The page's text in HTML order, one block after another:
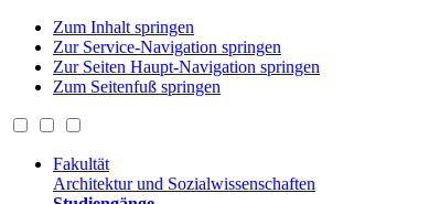
Zum Inhalt springen
Zur Service-Navigation springen
Zur Seiten Haupt-Navigation springen
Zum Seitenfuß springen
Fakultät
Architektur und Sozialwissenschaften